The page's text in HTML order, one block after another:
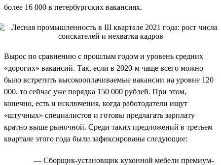
более 16 000 в петербургских вакансиях.
Вырос по сравнению с прошлым годом и уровень средних
«дорогих» вакансий. Так, если в 2020-м чаще всего можно
было встретить высокооплачиваемые вакансии на уровне 120
000, то сейчас уже порядка 150 000 рублей. При этом,
конечно, есть и исключения, когда работодатели ищут
«штучных» специалистов и готовы предлагать зарплату
кратно выше рыночной. Среди таких предложений в третьем
квартале этого года были зафиксированы следующие:
— Сборщик-установщик кухонной мебели премиум-